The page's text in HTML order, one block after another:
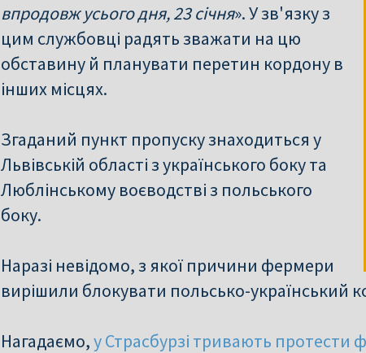
впродовж усього дня, 23 січня». У зв'язку з
цим службовці радять зважати на цю
обставину й планувати перетин кордону в
інших місцях.
Згаданий пункт пропуску знаходиться у
Львівській області з українського боку та
Люблінському воєводстві з польського
боку.
Наразі невідомо, з якої причини фермери
вирішили блокувати польсько-український
Нагадаємо,у Страсбурзі тривають протести